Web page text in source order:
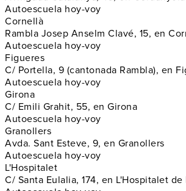
Autoescuela hoy-voy
Cornellà
Rambla Josep Anselm Clavé, 15, en
Autoescuela hoy-voy
Figueres
C/ Portella, 9 (cantonada Rambla), en
Autoescuela hoy-voy
Girona
C/ Emili Grahit, 55, en Girona
Autoescuela hoy-voy
Granollers
Avda. Sant Esteve, 9, en Granollers
Autoescuela hoy-voy
L'Hospitalet
C/ Santa Eulalia, 174, en L'Hospitalet